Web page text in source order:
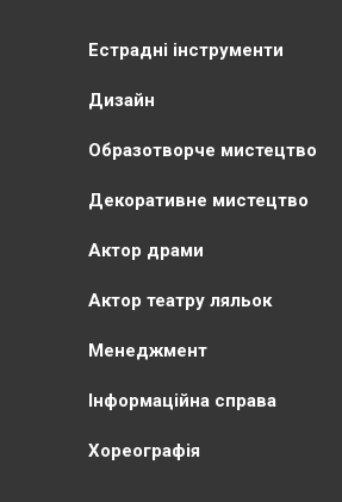
Естрадні інструменти
Дизайн
Образотворче мистецтво
Декоративне мистецтво
Актор драми
Актор театру ляльок
Менеджмент
Інформаційна справа
Хореографія